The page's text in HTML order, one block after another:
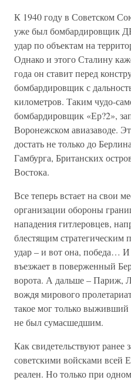
К 1940 году в Советском
уже был бомбардировщик
удар по объектам на
Однако и этого Сталину
года он ставит перед
бомбардировщик с
километров. Таким чудо-
бомбардировщик «Ер?2»,
Воронежском авиазаводе.
достать не только до
Гамбурга, Британских
Востока.
Все теперь встает на свои
организации обороны
нападения гитлеровцев,
блестящим
удар – и вот она, победа…
въезжает в поверженный
ворота. А дальше – Париж,
вождя мирового
такое мог только
не был сумасшедшим.
Как свидетельствуют ранее
советскими войсками всей
реален. Но только при